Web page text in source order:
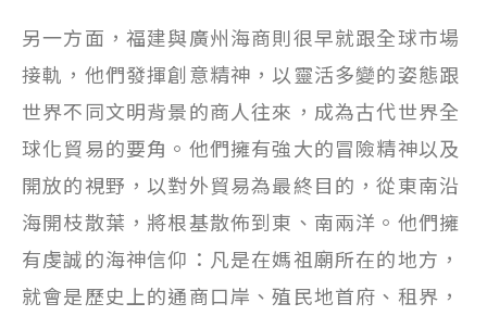
另一方面，福建與廣州海商則很早就跟全球市場
接軌，他們發揮創意精神，以靈活多變的姿態跟
世界不同文明背景的商人往來，成為古代世界全
球化貿易的要角。他們擁有強大的冒險精神以及
開放的視野，以對外貿易為最終目的，從東南沿
海開枝散葉，將根基散佈到東、南兩洋。他們擁
有虔誠的海神信仰：凡是在媽祖廟所在的地方，
就會是歷史上的通商口岸、殖民地首府、租界，